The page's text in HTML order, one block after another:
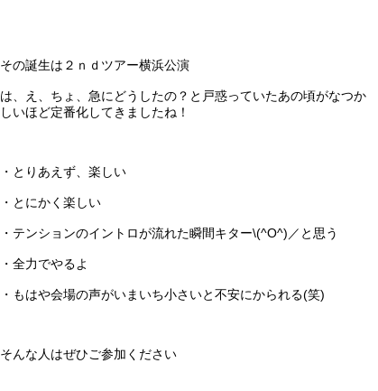
その誕生は２ｎｄツアー横浜公演
は、え、ちょ、急にどうしたの？と戸惑っていたあの頃がなつか
しいほど定番化してきましたね！
・とりあえず、楽しい
・とにかく楽しい
・テンションのイントロが流れた瞬間キター\(^O^)／と思う
・全力でやるよ
・もはや会場の声がいまいち小さいと不安にかられる(笑)
そんな人はぜひご参加ください